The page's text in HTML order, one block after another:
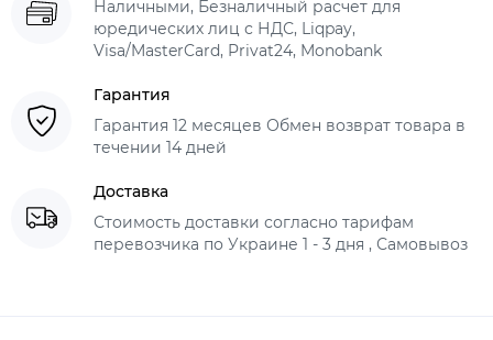
Наличными, Безналичный расчет для
юредических лиц с НДС, Liqpay,
Visa/MasterCard, Privat24, Monobank
Гарантия
Гарантия 12 месяцев Обмен возврат товара в
течении 14 дней
Доставка
Стоимость доставки согласно тарифам
перевозчика по Украине 1 - 3 дня , Самовывоз